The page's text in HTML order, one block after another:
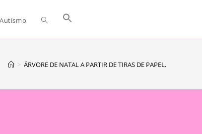
> ÁRVORE DE NATAL A PARTIR DE TIRAS DE PAPEL.